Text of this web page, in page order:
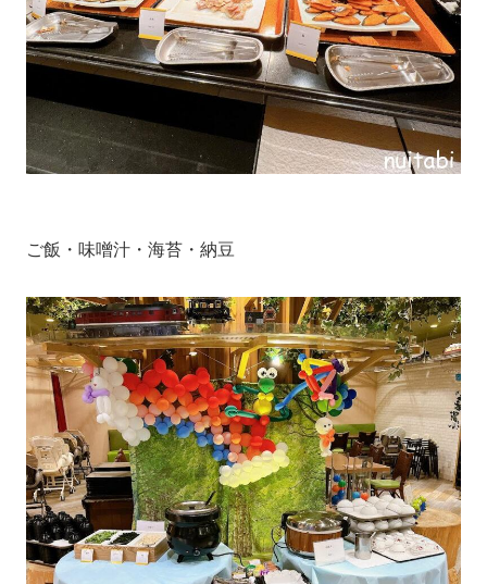
ご飯・味噌汁・海苔・納豆